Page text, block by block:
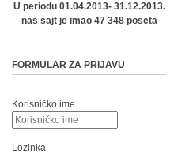
U periodu 01.04.2013- 31.12.2013.
nas sajt je imao 47 348 poseta
FORMULAR ZA PRIJAVU
Korisničko ime
Lozinka